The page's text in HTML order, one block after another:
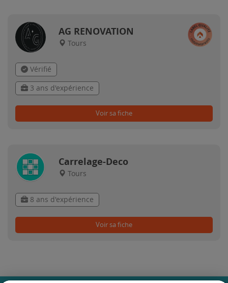
AG RENOVATION
Tours
Vérifié
3 ans d'expérience
Voir sa fiche
Carrelage-Deco
Tours
8 ans d'expérience
Voir sa fiche